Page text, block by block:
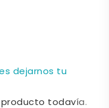
dejarnos tu
todavía.